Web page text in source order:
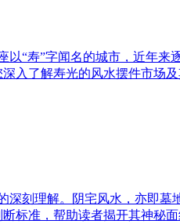
“寿”字闻名的城市，近年来
入了解寿光的风水摆件市场
刻理解。阴宅风水，亦即墓
标准，帮助读者揭开其神秘